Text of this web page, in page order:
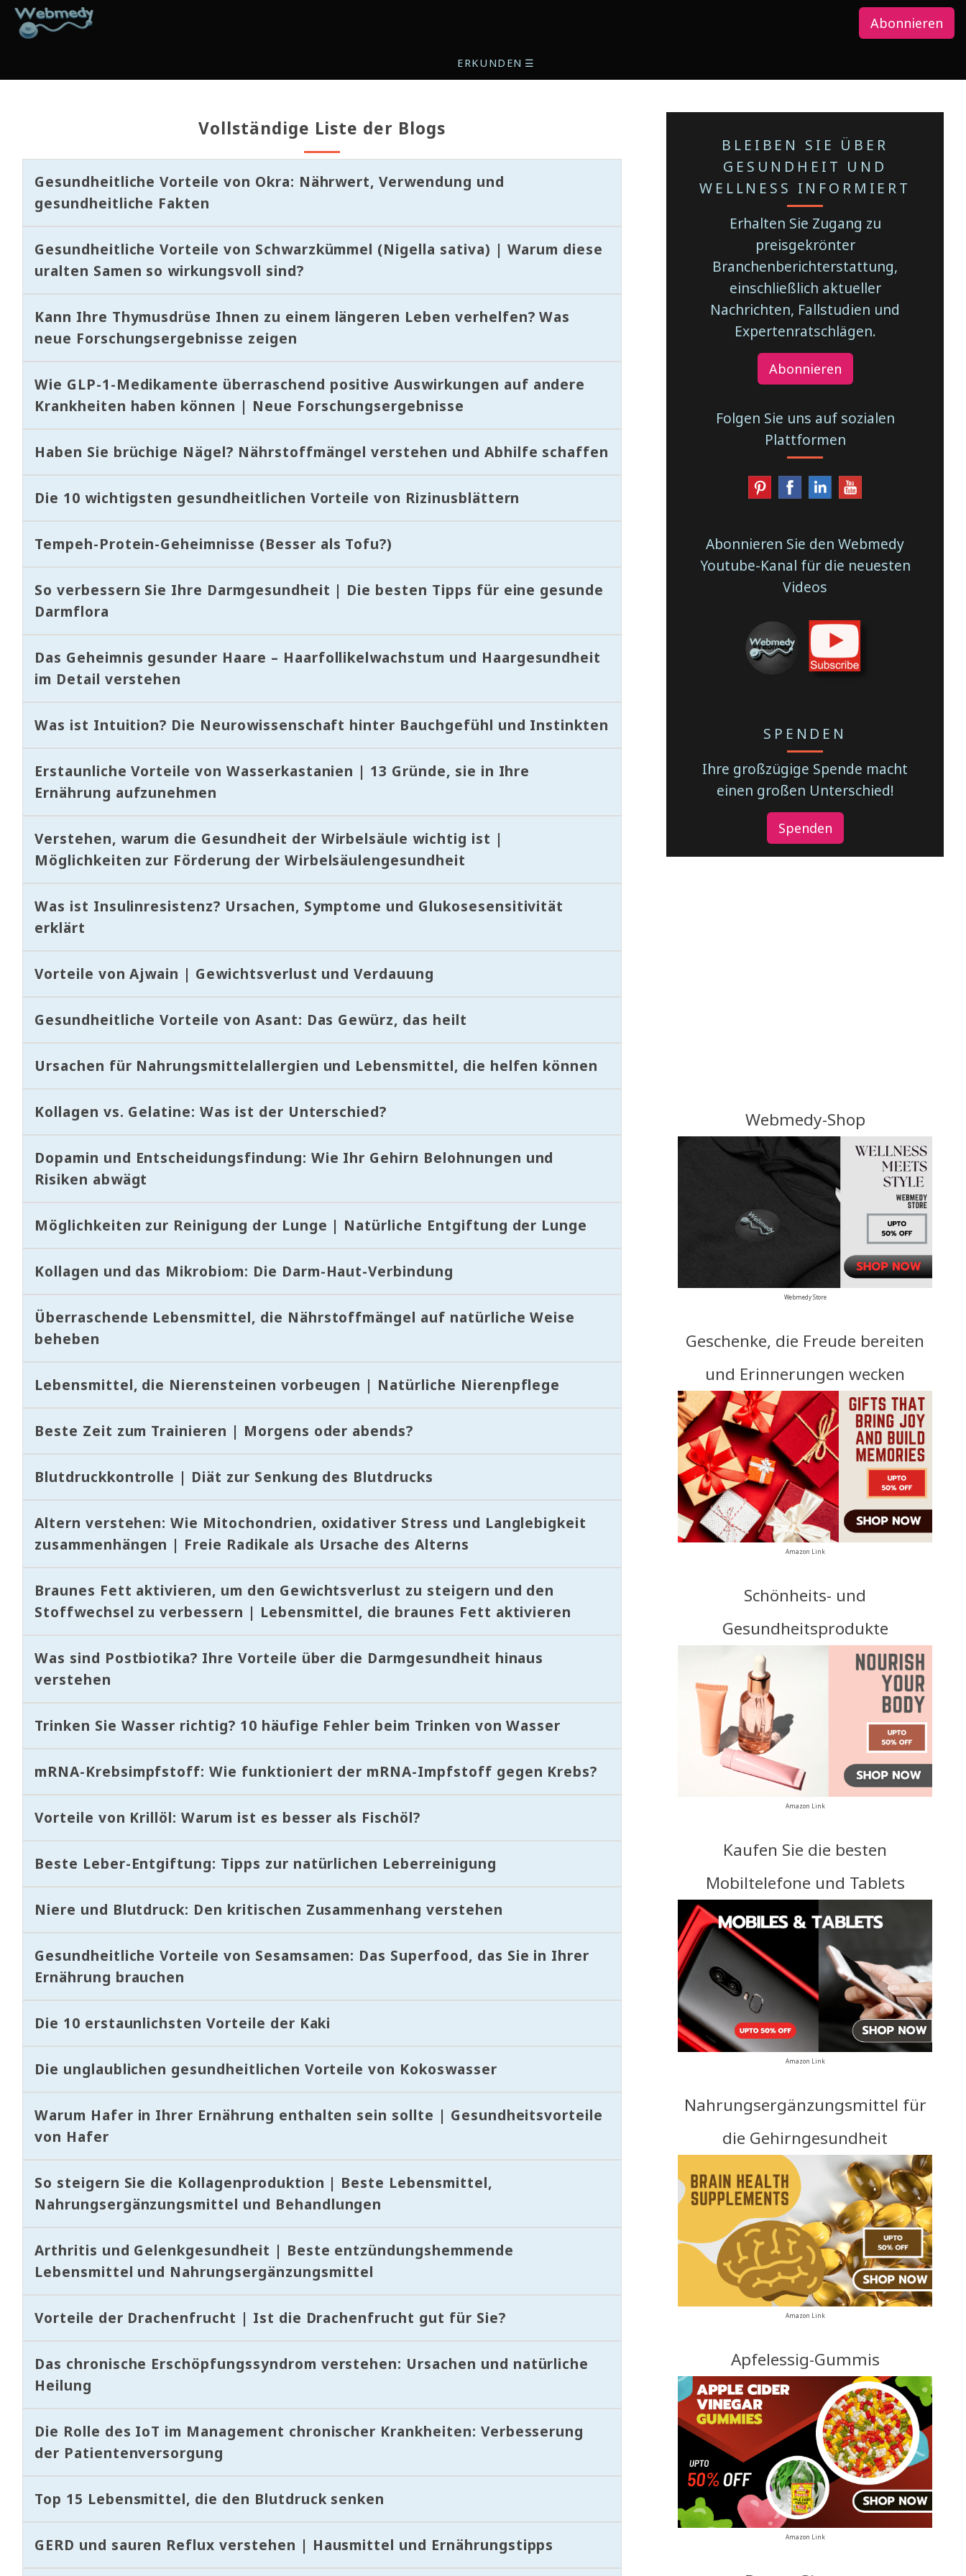
Abonnieren
ERKUNDEN ☰
Vollständige Liste der Blogs
Gesundheitliche Vorteile von Okra: Nährwert, Verwendung und
gesundheitliche Fakten
Gesundheitliche Vorteile von Schwarzkümmel (Nigella sativa) | Warum diese
uralten Samen so wirkungsvoll sind?
Kann Ihre Thymusdrüse Ihnen zu einem längeren Leben verhelfen? Was
neue Forschungsergebnisse zeigen
Wie GLP-1-Medikamente überraschend positive Auswirkungen auf andere
Krankheiten haben können | Neue Forschungsergebnisse
Haben Sie brüchige Nägel? Nährstoffmängel verstehen und Abhilfe schaffen
Die 10 wichtigsten gesundheitlichen Vorteile von Rizinusblättern
Tempeh-Protein-Geheimnisse (Besser als Tofu?)
So verbessern Sie Ihre Darmgesundheit | Die besten Tipps für eine gesunde
Darmflora
Das Geheimnis gesunder Haare – Haarfollikelwachstum und Haargesundheit
im Detail verstehen
Was ist Intuition? Die Neurowissenschaft hinter Bauchgefühl und Instinkten
Erstaunliche Vorteile von Wasserkastanien | 13 Gründe, sie in Ihre
Ernährung aufzunehmen
Verstehen, warum die Gesundheit der Wirbelsäule wichtig ist |
Möglichkeiten zur Förderung der Wirbelsäulengesundheit
Was ist Insulinresistenz? Ursachen, Symptome und Glukosesensitivität
erklärt
Vorteile von Ajwain | Gewichtsverlust und Verdauung
Gesundheitliche Vorteile von Asant: Das Gewürz, das heilt
Ursachen für Nahrungsmittelallergien und Lebensmittel, die helfen können
Kollagen vs. Gelatine: Was ist der Unterschied?
Dopamin und Entscheidungsfindung: Wie Ihr Gehirn Belohnungen und
Risiken abwägt
Möglichkeiten zur Reinigung der Lunge | Natürliche Entgiftung der Lunge
Kollagen und das Mikrobiom: Die Darm-Haut-Verbindung
Überraschende Lebensmittel, die Nährstoffmängel auf natürliche Weise
beheben
Lebensmittel, die Nierensteinen vorbeugen | Natürliche Nierenpflege
Beste Zeit zum Trainieren | Morgens oder abends?
Blutdruckkontrolle | Diät zur Senkung des Blutdrucks
Altern verstehen: Wie Mitochondrien, oxidativer Stress und Langlebigkeit
zusammenhängen | Freie Radikale als Ursache des Alterns
Braunes Fett aktivieren, um den Gewichtsverlust zu steigern und den
Stoffwechsel zu verbessern | Lebensmittel, die braunes Fett aktivieren
Was sind Postbiotika? Ihre Vorteile über die Darmgesundheit hinaus
verstehen
Trinken Sie Wasser richtig? 10 häufige Fehler beim Trinken von Wasser
mRNA-Krebsimpfstoff: Wie funktioniert der mRNA-Impfstoff gegen Krebs?
Vorteile von Krillöl: Warum ist es besser als Fischöl?
Beste Leber-Entgiftung: Tipps zur natürlichen Leberreinigung
Niere und Blutdruck: Den kritischen Zusammenhang verstehen
Gesundheitliche Vorteile von Sesamsamen: Das Superfood, das Sie in Ihrer
Ernährung brauchen
Die 10 erstaunlichsten Vorteile der Kaki
Die unglaublichen gesundheitlichen Vorteile von Kokoswasser
Warum Hafer in Ihrer Ernährung enthalten sein sollte | Gesundheitsvorteile
von Hafer
So steigern Sie die Kollagenproduktion | Beste Lebensmittel,
Nahrungsergänzungsmittel und Behandlungen
Arthritis und Gelenkgesundheit | Beste entzündungshemmende
Lebensmittel und Nahrungsergänzungsmittel
Vorteile der Drachenfrucht | Ist die Drachenfrucht gut für Sie?
Das chronische Erschöpfungssyndrom verstehen: Ursachen und natürliche
Heilung
Die Rolle des IoT im Management chronischer Krankheiten: Verbesserung
der Patientenversorgung
Top 15 Lebensmittel, die den Blutdruck senken
GERD und sauren Reflux verstehen | Hausmittel und Ernährungstipps
BLEIBEN SIE ÜBER
GESUNDHEIT UND
WELLNESS INFORMIERT
Erhalten Sie Zugang zu
preisgekrönter
Branchenberichterstattung,
einschließlich aktueller
Nachrichten, Fallstudien und
Expertenratschlägen.
Abonnieren
Folgen Sie uns auf sozialen
Plattformen
Abonnieren Sie den Webmedy
Youtube-Kanal für die neuesten
Videos
SPENDEN
Ihre großzügige Spende macht
einen großen Unterschied!
Spenden
Webmedy-Shop
Webmedy Store
Geschenke, die Freude bereiten
und Erinnerungen wecken
Amazon Link
Schönheits- und
Gesundheitsprodukte
Amazon Link
Kaufen Sie die besten
Mobiltelefone und Tablets
Amazon Link
Nahrungsergänzungsmittel für
die Gehirngesundheit
Amazon Link
Apfelessig-Gummis
Amazon Link